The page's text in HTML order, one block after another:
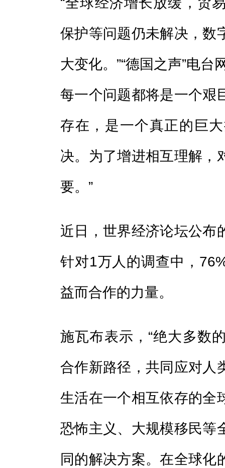
保护等问题仍未解决，数
大变化。”“德国之声”电
每一个问题都将是一个艰
存在，是一个真正的巨
决。为了增进相互理解，
要。”
近日，世界经济论坛公布
针对1万人的调查中，
益而合作的力量。
施瓦布表示，“绝大多数
合作新路径，共同应对人
生活在一个相互依存的全
恐怖主义、大规模移民等
同的解决方案。在全球化